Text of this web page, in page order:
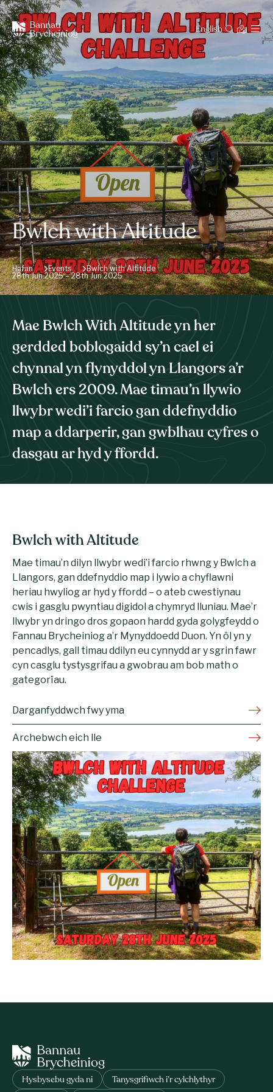
English
Bwlch with Altitude
Hafan Events
Bwlch with Altitude
28th Jun 2025 – 28th Jun 2025
Mae Bwlch With Altitude yn her
gerdded boblogaidd sy’n cael ei
chynnal yn flynyddol yn Llangors a’r
Bwlch ers 2009. Mae timau’n llywio
llwybr wedi’i farcio gan ddefnyddio
map a ddarperir, gan gwblhau cyfres o
dasgau ar hyd y ffordd.
Bwlch with Altitude
Mae timau’n dilyn llwybr wedi’i farcio rhwng y Bwlch a
Llangors, gan ddefnyddio map i lywio a chyflawni
heriau hwyliog ar hyd y ffordd – o ateb cwestiynau
cwis i gasglu pwyntiau digidol a chymryd lluniau. Mae’r
llwybr yn dringo dros gopaon hardd gyda golygfeydd o
Fannau Brycheiniog a’r Mynyddoedd Duon. Yn ôl yn y
pencadlys, gall timau ddilyn eu cynnydd ar y sgrin fawr
cyn casglu tystysgrifau a gwobrau am bob math o
gategorïau.
Darganfyddwch fwy yma
Archebwch eich lle
Hysbysebu gyda ni Tanysgrifiwch i’r cylchlythyr